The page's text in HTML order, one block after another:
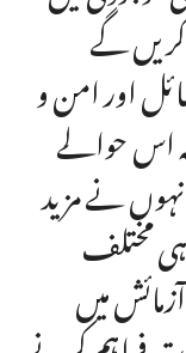
کریں گے
اور امن و
اس حوالے
نے مزید
ہی مختلف
میں